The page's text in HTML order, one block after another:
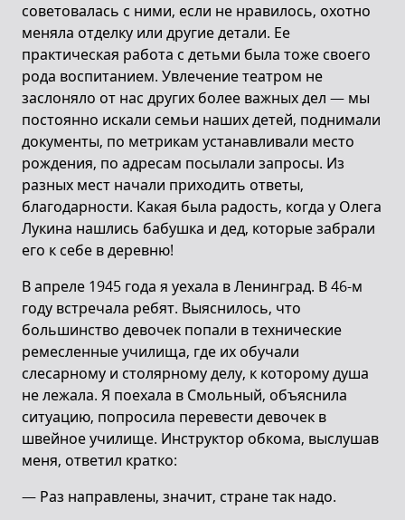
советовалась с ними, если не нравилось, охотно
меняла отделку или другие детали. Ее
практическая работа с детьми была тоже своего
рода воспитанием. Увлечение театром не
заслоняло от нас других более важных дел — мы
постоянно искали семьи наших детей, поднимали
документы, по метрикам устанавливали место
рождения, по адресам посылали запросы. Из
разных мест начали приходить ответы,
благодарности. Какая была радость, когда у Олега
Лукина нашлись бабушка и дед, которые забрали
его к себе в деревню!
В апреле 1945 года я уехала в Ленинград. В 46-м
году встречала ребят. Выяснилось, что
большинство девочек попали в технические
ремесленные училища, где их обучали
слесарному и столярному делу, к которому душа
не лежала. Я поехала в Смольный, объяснила
ситуацию, попросила перевести девочек в
швейное училище. Инструктор обкома, выслушав
меня, ответил кратко:
— Раз направлены, значит, стране так надо.